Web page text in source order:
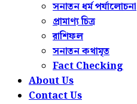
সনাতন ধর্ম পর্যালোচনা
প্রামাণ্য চিত্র
রাশিফল
সনাতন কথামৃত
Fact Checking
About Us
Contact Us